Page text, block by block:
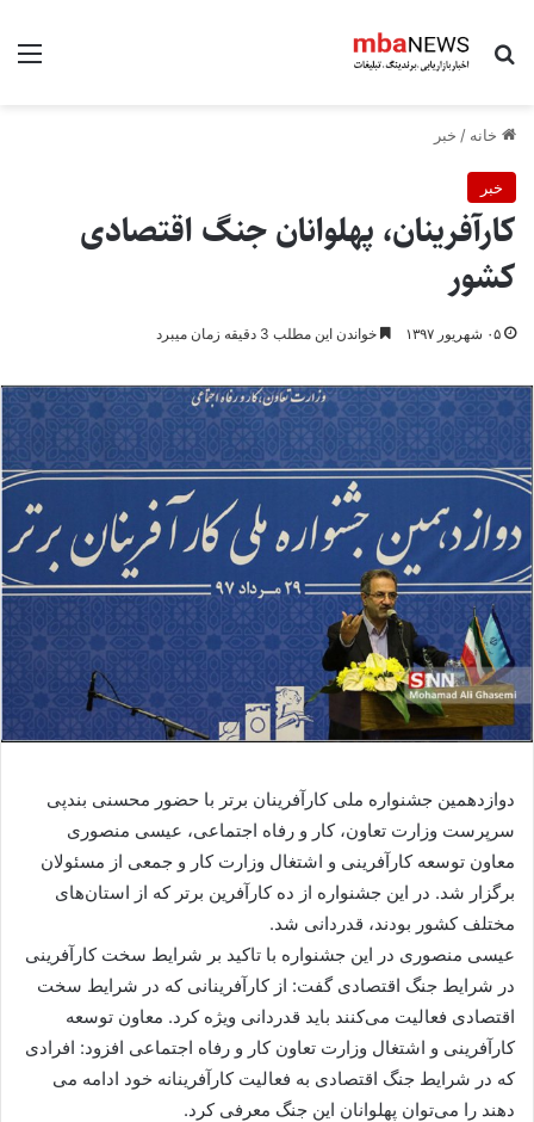
جستجو برای
خانه / خبر
خبر
کارآفرینان، پهلوانان جنگ اقتصادی
کشور
۰۵ شهریور ۱۳۹۷ خواندن این مطلب 3 دقیقه زمان میبرد
دوازدهمین جشنواره ملی کارآفرینان برتر با حضور محسنی بندپی
سرپرست وزارت تعاون، کار و رفاه اجتماعی، عیسی منصوری
معاون توسعه کارآفرینی و اشتغال وزارت کار و جمعی از مسئولان
برگزار شد. در این جشنواره از ده کارآفرین برتر که از استان‌های
مختلف کشور بودند، قدردانی شد.
عیسی منصوری در این جشنواره با تاکید بر شرایط سخت کارآفرینی
در شرایط جنگ اقتصادی گفت: از کارآفرینانی که در شرایط سخت
اقتصادی فعالیت می‌کنند باید قدردانی ویژه کرد. معاون توسعه
کارآفرینی و اشتغال وزارت تعاون کار و رفاه اجتماعی افزود: افرادی
که در شرایط جنگ اقتصادی به فعالیت کارآفرینانه خود ادامه می
دهند را می‌توان پهلوانان این جنگ معرفی کرد.